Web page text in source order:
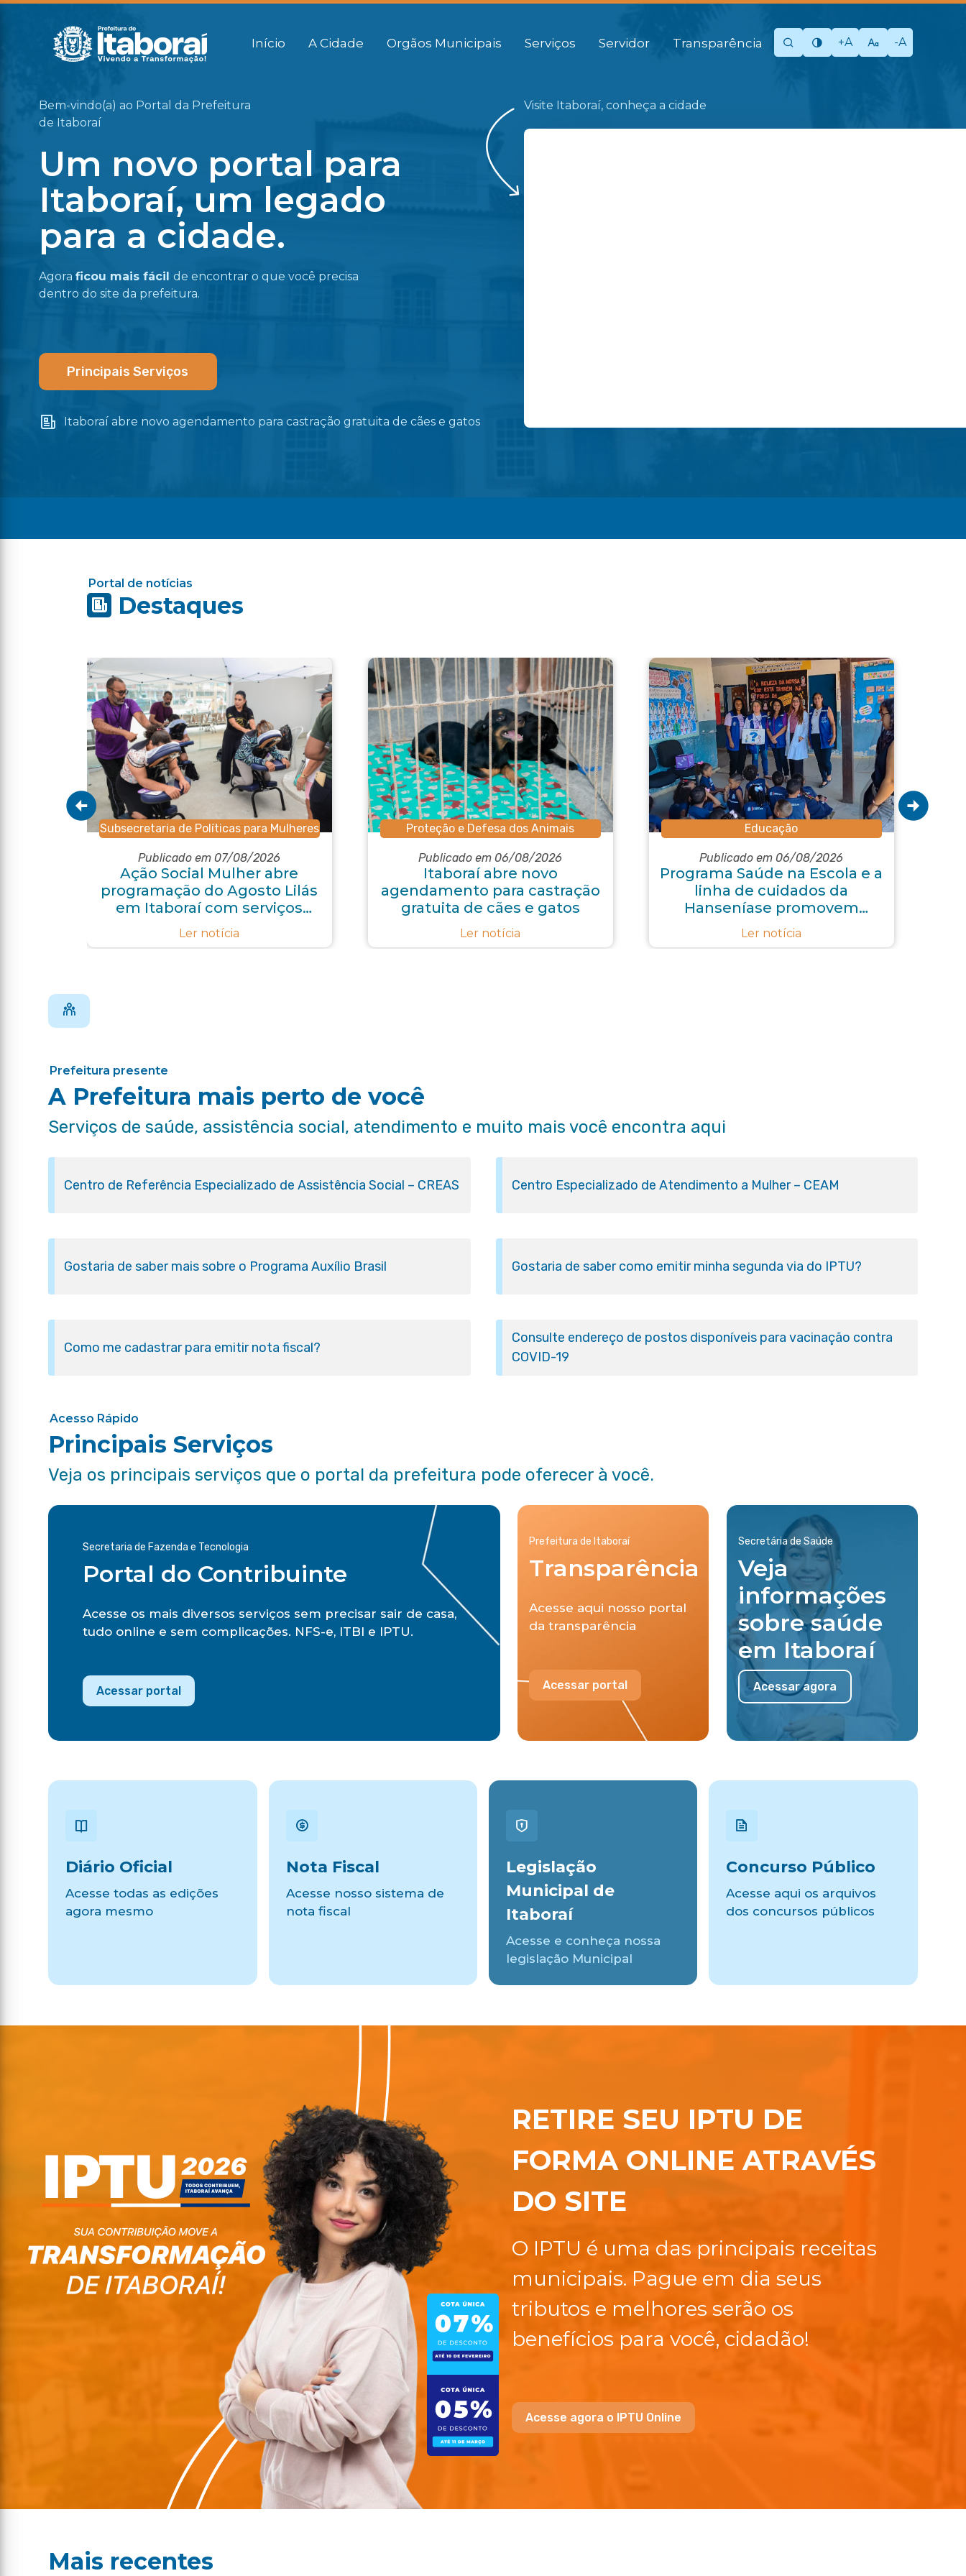
Início A Cidade Orgãos Municipais Serviços Servidor Transparência +A -A
Bem-vindo(a) ao Portal da Prefeitura
de Itaboraí
Um novo portal para
Itaboraí, um legado
para a cidade.
Agora ficou mais fácil de encontrar o que você precisa
dentro do site da prefeitura.
Principais Serviços
Itaboraí abre novo agendamento para castração gratuita de cães e gatos
Visite Itaboraí, conheça a cidade
Portal de notícias
Destaques
Subsecretaria de Políticas para Mulheres
Publicado em 07/08/2026
Ação Social Mulher abre
programação do Agosto Lilás
em Itaboraí com serviços
gratuitos e orientações
Ler notícia
Proteção e Defesa dos Animais
Publicado em 06/08/2026
Itaboraí abre novo
agendamento para castração
gratuita de cães e gatos
Ler notícia
Educação
Publicado em 06/08/2026
Programa Saúde na Escola e a
linha de cuidados da
Hanseníase promovem
conscientização sobre
hanseníase na E.M Adelaide
Ler notícia
Prefeitura presente
A Prefeitura mais perto de você
Serviços de saúde, assistência social, atendimento e muito mais você encontra aqui
Centro de Referência Especializado de Assistência Social – CREAS Centro Especializado de Atendimento a Mulher – CEAM
Gostaria de saber mais sobre o Programa Auxílio Brasil Gostaria de saber como emitir minha segunda via do IPTU?
Como me cadastrar para emitir nota fiscal?
Consulte endereço de postos disponíveis para vacinação contra
COVID-19
Acesso Rápido
Principais Serviços
Veja os principais serviços que o portal da prefeitura pode oferecer à você.
Secretaria de Fazenda e Tecnologia
Portal do Contribuinte
Acesse os mais diversos serviços sem precisar sair de casa,
tudo online e sem complicações. NFS-e, ITBI e IPTU.
Acessar portal
Prefeitura de Itaboraí
Transparência
Acesse aqui nosso portal
da transparência
Acessar portal
Secretária de Saúde
Veja
informações
sobre saúde
em Itaboraí
Acessar agora
Diário Oficial
Acesse todas as edições
agora mesmo
Nota Fiscal
Acesse nosso sistema de
nota fiscal
Legislação
Municipal de
Itaboraí
Acesse e conheça nossa
legislação Municipal
Concurso Público
Acesse aqui os arquivos
dos concursos públicos
RETIRE SEU IPTU DE
FORMA ONLINE ATRAVÉS
DO SITE
O IPTU é uma das principais receitas
municipais. Pague em dia seus
tributos e melhores serão os
benefícios para você, cidadão!
Acesse agora o IPTU Online
Mais recentes